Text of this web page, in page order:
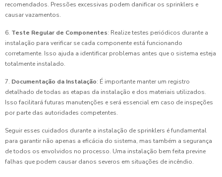
recomendados. Pressões excessivas podem danificar os sprinklers e
causar vazamentos.
6. Teste Regular de Componentes: Realize testes periódicos durante a
instalação para verificar se cada componente está funcionando
corretamente. Isso ajuda a identificar problemas antes que o sistema esteja
totalmente instalado.
7. Documentação da Instalação: É importante manter um registro
detalhado de todas as etapas da instalação e dos materiais utilizados.
Isso facilitará futuras manutenções e será essencial em caso de inspeções
por parte das autoridades competentes.
Seguir esses cuidados durante a instalação de sprinklers é fundamental
para garantir não apenas a eficácia do sistema, mas também a segurança
de todos os envolvidos no processo. Uma instalação bem feita previne
falhas que podem causar danos severos em situações de incêndio.